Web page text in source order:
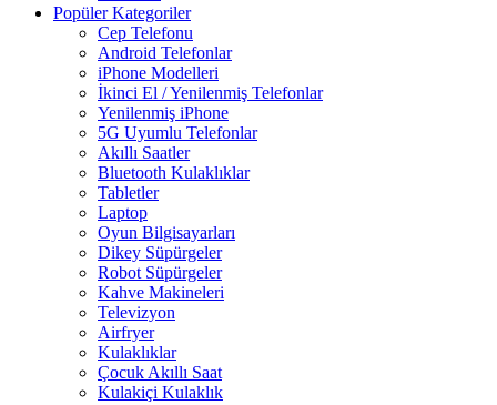
Popüler Kategoriler
Cep Telefonu
Android Telefonlar
iPhone Modelleri
İkinci El / Yenilenmiş Telefonlar
Yenilenmiş iPhone
5G Uyumlu Telefonlar
Akıllı Saatler
Bluetooth Kulaklıklar
Tabletler
Laptop
Oyun Bilgisayarları
Dikey Süpürgeler
Robot Süpürgeler
Kahve Makineleri
Televizyon
Airfryer
Kulaklıklar
Çocuk Akıllı Saat
Kulakiçi Kulaklık